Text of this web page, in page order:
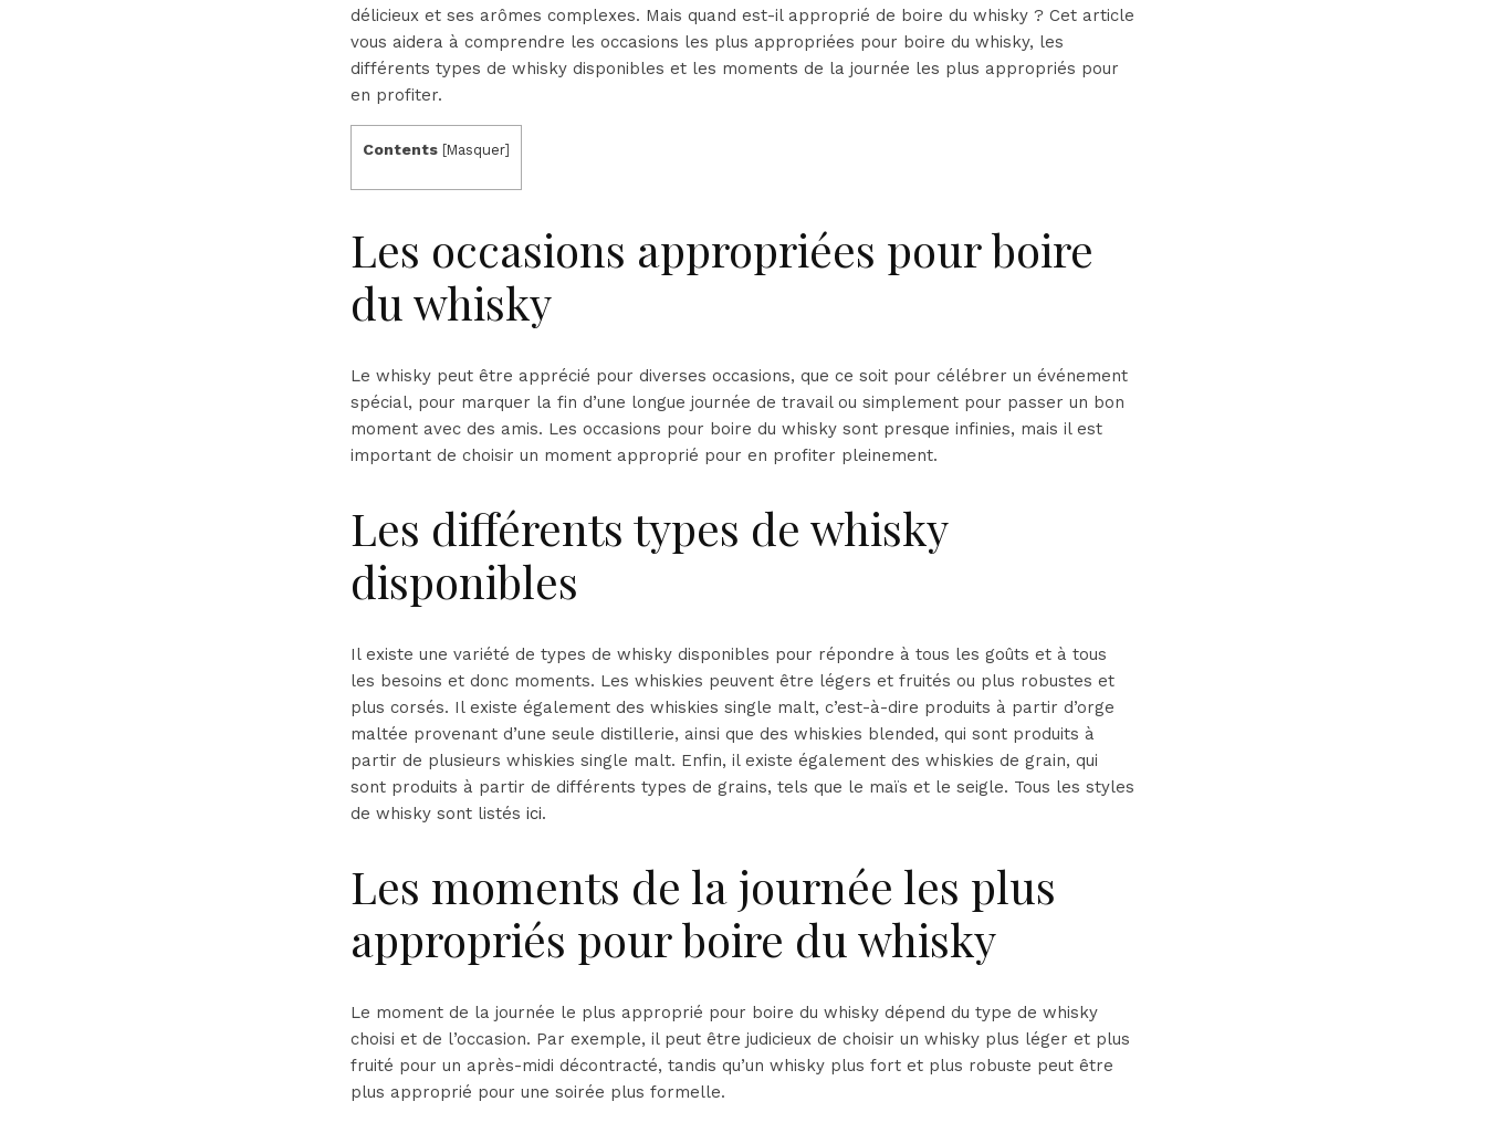
délicieux et ses arômes complexes. Mais quand est-il approprié de boire du whisky ? Cet article
vous aidera à comprendre les occasions les plus appropriées pour boire du whisky, les
différents types de whisky disponibles et les moments de la journée les plus appropriés pour
en profiter.
Contents [Masquer]
Les occasions appropriées pour boire
du whisky
Le whisky peut être apprécié pour diverses occasions, que ce soit pour célébrer un événement
spécial, pour marquer la fin d’une longue journée de travail ou simplement pour passer un bon
moment avec des amis. Les occasions pour boire du whisky sont presque infinies, mais il est
important de choisir un moment approprié pour en profiter pleinement.
Les différents types de whisky
disponibles
Il existe une variété de types de whisky disponibles pour répondre à tous les goûts et à tous
les besoins et donc moments. Les whiskies peuvent être légers et fruités ou plus robustes et
plus corsés. Il existe également des whiskies single malt, c’est-à-dire produits à partir d’orge
maltée provenant d’une seule distillerie, ainsi que des whiskies blended, qui sont produits à
partir de plusieurs whiskies single malt. Enfin, il existe également des whiskies de grain, qui
sont produits à partir de différents types de grains, tels que le maïs et le seigle. Tous les styles
de whisky sont listés ici.
Les moments de la journée les plus
appropriés pour boire du whisky
Le moment de la journée le plus approprié pour boire du whisky dépend du type de whisky
choisi et de l’occasion. Par exemple, il peut être judicieux de choisir un whisky plus léger et plus
fruité pour un après-midi décontracté, tandis qu’un whisky plus fort et plus robuste peut être
plus approprié pour une soirée plus formelle.